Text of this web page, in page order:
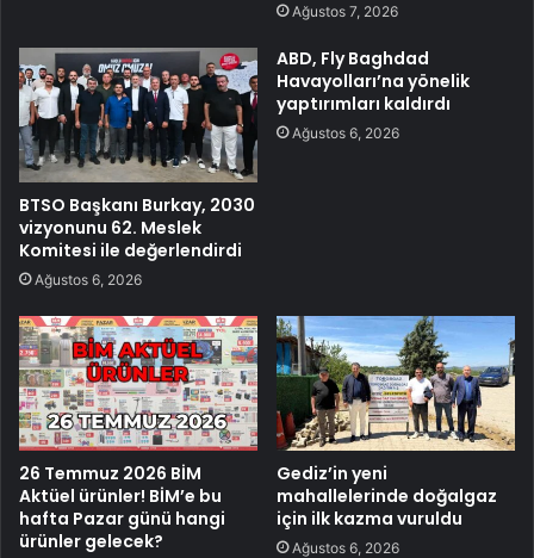
Ağustos 7, 2026
BTSO Başkanı Burkay, 2030
vizyonunu 62. Meslek
Komitesi ile değerlendirdi
Ağustos 6, 2026
ABD, Fly Baghdad
Havayolları’na yönelik
yaptırımları kaldırdı
Ağustos 6, 2026
26 Temmuz 2026 BİM
Aktüel ürünler! BİM’e bu
hafta Pazar günü hangi
ürünler gelecek?
Gediz’in yeni
mahallelerinde doğalgaz
için ilk kazma vuruldu
Ağustos 6, 2026